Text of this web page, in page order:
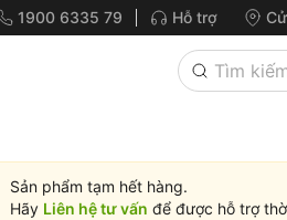
1900 6335 79 Hỗ trợ
Sản phẩm tạm hết hàng.
Hãy Liên hệ tư vấn để được hỗ trợ